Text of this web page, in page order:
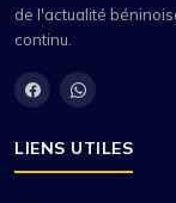
de l'actualité
continu.
LIENS UTILES